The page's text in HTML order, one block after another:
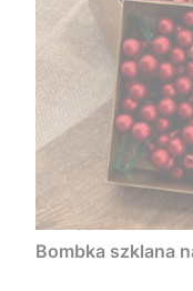
Bombka szklana